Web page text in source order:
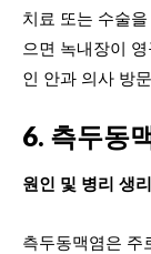
치료 또는 수술
으면 녹내장이
인 안과 의사 방
6. 측두동
원인 및 병리 생
측두동맥염은 주